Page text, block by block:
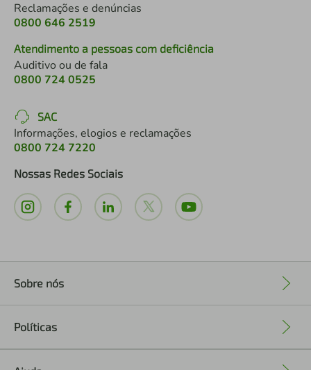
Reclamações e denúncias
0800 646 2519
Atendimento a pessoas com deficiência
Auditivo ou de fala
0800 724 0525
SAC
Informações, elogios e reclamações
0800 724 7220
Nossas Redes Sociais
Sobre nós
Políticas